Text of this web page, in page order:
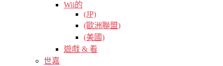
Wii的
(JP)
(歐洲聯盟)
(美國)
遊戲 & 看
世嘉